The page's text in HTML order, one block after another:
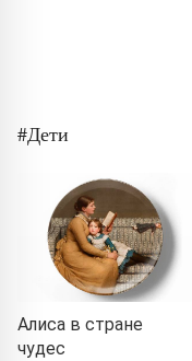
#Дети
Алиса в стране
чудес